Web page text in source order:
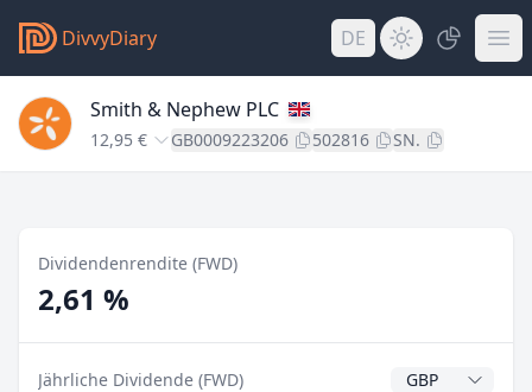
DivvyDiary DE
Smith & Nephew PLC
12,95 € GB0009223206 502816 SN.
Dividendenrendite (FWD)
2,61 %
Jährliche Dividende (FWD)